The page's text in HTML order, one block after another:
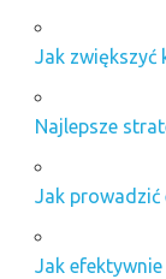
Jak zwiększyć
Najlepsze
Jak prowadzić
Jak